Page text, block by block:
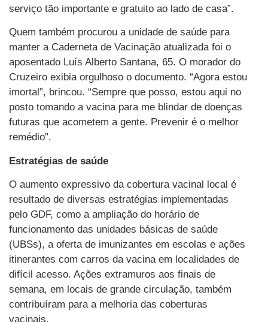
serviço tão importante e gratuito ao lado de casa”.
Quem também procurou a unidade de saúde para
manter a Caderneta de Vacinação atualizada foi o
aposentado Luís Alberto Santana, 65. O morador do
Cruzeiro exibia orgulhoso o documento. “Agora estou
imortal”, brincou. “Sempre que posso, estou aqui no
posto tomando a vacina para me blindar de doenças
futuras que acometem a gente. Prevenir é o melhor
remédio”.
Estratégias de saúde
O aumento expressivo da cobertura vacinal local é
resultado de diversas estratégias implementadas
pelo GDF, como a ampliação do horário de
funcionamento das unidades básicas de saúde
(UBSs), a oferta de imunizantes em escolas e ações
itinerantes com carros da vacina em localidades de
difícil acesso. Ações extramuros aos finais de
semana, em locais de grande circulação, também
contribuíram para a melhoria das coberturas
vacinais.